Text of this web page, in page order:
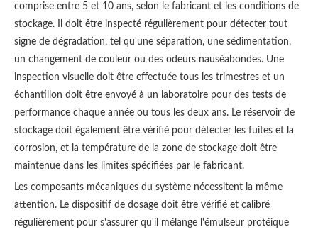
comprise entre 5 et 10 ans, selon le fabricant et les conditions de
stockage. Il doit être inspecté régulièrement pour détecter tout
signe de dégradation, tel qu'une séparation, une sédimentation,
un changement de couleur ou des odeurs nauséabondes. Une
inspection visuelle doit être effectuée tous les trimestres et un
échantillon doit être envoyé à un laboratoire pour des tests de
performance chaque année ou tous les deux ans. Le réservoir de
stockage doit également être vérifié pour détecter les fuites et la
corrosion, et la température de la zone de stockage doit être
maintenue dans les limites spécifiées par le fabricant.
Les composants mécaniques du système nécessitent la même
attention. Le dispositif de dosage doit être vérifié et calibré
régulièrement pour s'assurer qu'il mélange l'émulseur protéique